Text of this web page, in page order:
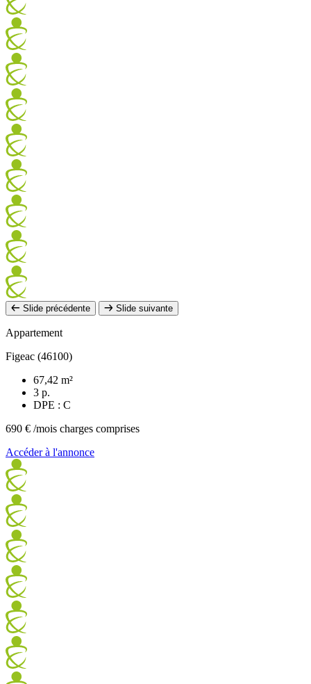
Slide précédente Slide suivante
Appartement
Figeac (46100)
67,42 m²
3 p.
DPE : C
690 € /mois charges comprises
Accéder à l'annonce